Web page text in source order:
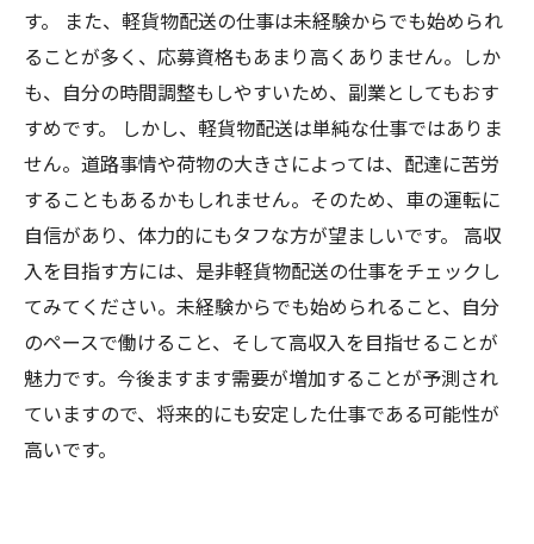
す。 また、軽貨物配送の仕事は未経験からでも始められ
ることが多く、応募資格もあまり高くありません。しか
も、自分の時間調整もしやすいため、副業としてもおす
すめです。 しかし、軽貨物配送は単純な仕事ではありま
せん。道路事情や荷物の大きさによっては、配達に苦労
することもあるかもしれません。そのため、車の運転に
自信があり、体力的にもタフな方が望ましいです。 高収
入を目指す方には、是非軽貨物配送の仕事をチェックし
てみてください。未経験からでも始められること、自分
のペースで働けること、そして高収入を目指せることが
魅力です。今後ますます需要が増加することが予測され
ていますので、将来的にも安定した仕事である可能性が
高いです。